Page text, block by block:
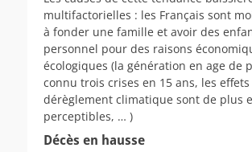
multifactorielles : les Français sont
à fonder une famille et avoir des
personnel pour des raisons
écologiques (la génération en age de
connu trois crises en 15 ans, les
dérèglement climatique sont de plus
perceptibles, … )
Décès en hausse